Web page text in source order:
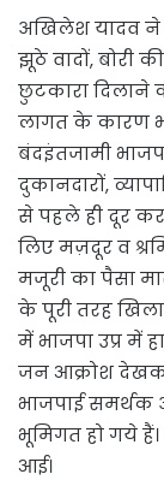
अखिलेश यादव
झूठे वादों, बोरी
छुटकारा दिलाने
लागत के कारण
बंदइंतजामी
दुकानदारों,
से पहले ही दूर
लिए मज़दूर व
मजूरी का पैसा
के पूरी तरह
में भाजपा उप्र में
जन आक्रोश
भाजपाई समर्थक
भूमिगत हो गये
आई।